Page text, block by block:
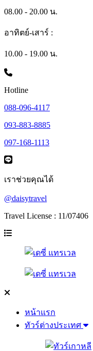
08.00 - 20.00 น.
อาทิตย์-เสาร์ :
10.00 - 19.00 น.
Hotline
088-096-4117
093-883-8885
097-168-1113
เราช่วยคุณได้
@daisytravel
Travel License : 11/07406
หน้าแรก
ทัวร์ต่างประเทศ